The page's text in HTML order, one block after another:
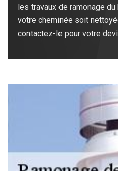
les travaux de ramonage
votre cheminée soit
contactez-le pour votre